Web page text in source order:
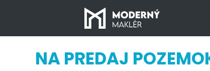
NA PREDAJ